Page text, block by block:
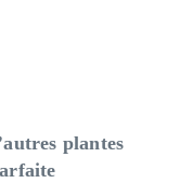
plantes